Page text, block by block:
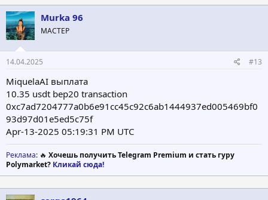
Murka 96
МАСТЕР
14.04.2025 #13
MiquelaAI выплата
10.35 usdt bep20 transaction
0xc7ad7204777a0b6e91cc45c92c6ab1444937ed005469bf0
93d97d01e5ed5c75f
Apr-13-2025 05:19:31 PM UTC
Реклама: 🔥 Хочешь получить Telegram Premium и стать гуру
Polymarket? Кликай сюда!